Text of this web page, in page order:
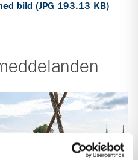
bild (JPG 193.13 KB)